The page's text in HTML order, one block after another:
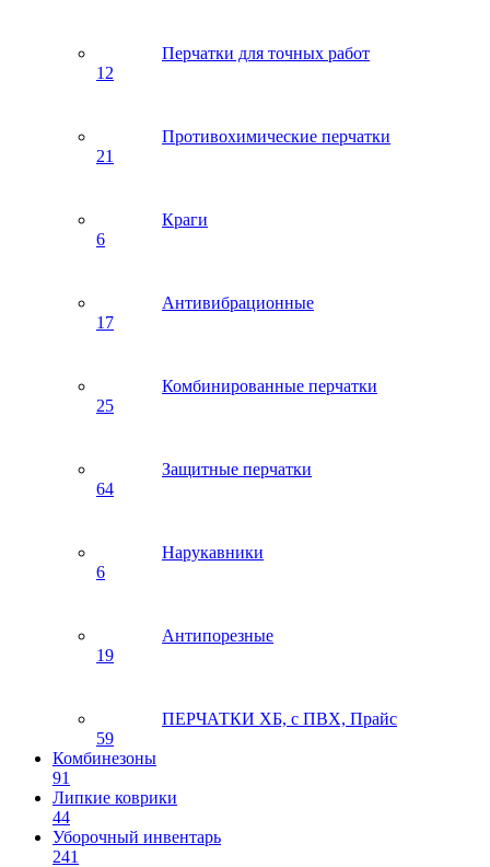
Перчатки для точных работ
12
Противохимические перчатки
21
Краги
6
Антивибрационные
17
Комбинированные перчатки
25
Защитные перчатки
64
Нарукавники
6
Антипорезные
19
ПЕРЧАТКИ ХБ, с ПВХ, Прайс
59
Комбинезоны
91
Липкие коврики
44
Уборочный инвентарь
241